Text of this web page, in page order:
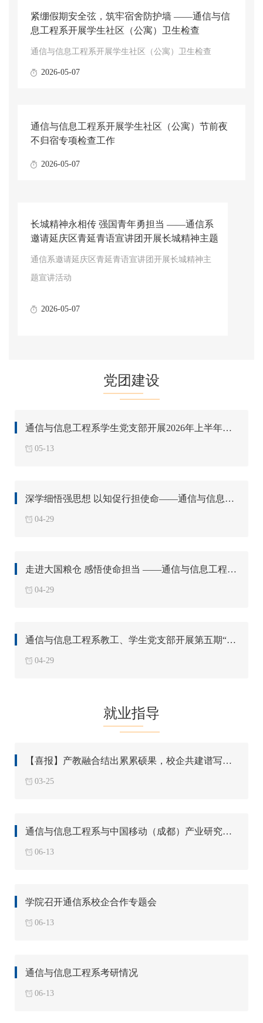
紧绷假期安全弦，筑牢宿舍防护墙 ——通信与信
息工程系开展学生社区（公寓）卫生检查
通信与信息工程系开展学生社区（公寓）卫生检查
2026-05-07
通信与信息工程系开展学生社区（公寓）节前夜
不归宿专项检查工作
2026-05-07
长城精神永相传 强国青年勇担当 ——通信系
邀请延庆区青延青语宣讲团开展长城精神主题
通信系邀请延庆区青延青语宣讲团开展长城精神主
题宣讲活动
2026-05-07
党团建设
通信与信息工程系学生党支部开展2026年上半年拟发展对象答辩
05-13
深学细悟强思想 以知促行担使命——通信与信息工程系教工党支部开展二十届四中全会专题学习及党员应知应会测试
04-29
走进大国粮仓 感悟使命担当 ——通信与信息工程系学生党支部组织第32期党校学员及“通才计划”初级党校学员代表赴中储粮（北京）八达岭直属库参观学习
04-29
通信与信息工程系教工、学生党支部开展第五期“行走北京 品味科创”走进八达岭机场
04-29
就业指导
【喜报】产教融合结出累累硕果，校企共建谱写崭新篇章——我系“智联通信技术学院5G仿真实训室”荣膺“2025年北京高校优秀教学实验室”
03-25
通信与信息工程系与中国移动（成都）产业研究院、中兴通讯共商低空经济校企合作
06-13
学院召开通信系校企合作专题会
06-13
通信与信息工程系考研情况
06-13